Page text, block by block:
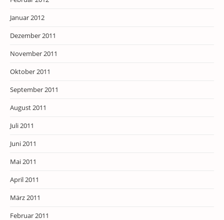
Januar 2012
Dezember 2011
November 2011
Oktober 2011
September 2011
August 2011
Juli 2011
Juni 2011
Mai 2011
April 2011
März 2011
Februar 2011